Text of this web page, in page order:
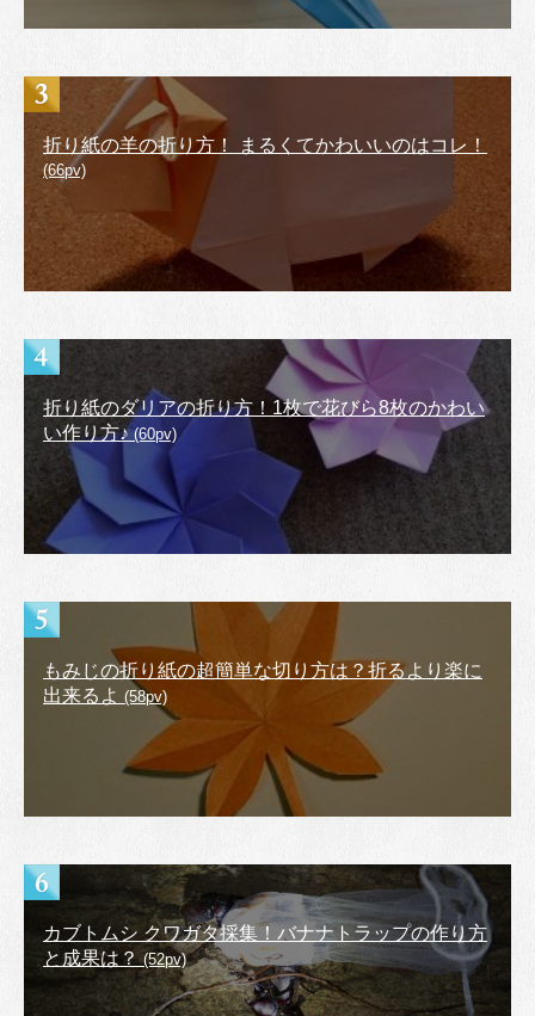
折り紙の羊の折り方！ まるくてかわいいのはコレ！
(66pv)
折り紙のダリアの折り方！1枚で花びら8枚のかわい
い作り方♪(60pv)
もみじの折り紙の超簡単な切り方は？折るより楽に
出来るよ (58pv)
カブトムシ クワガタ採集！バナナトラップの作り方
と成果は？(52pv)